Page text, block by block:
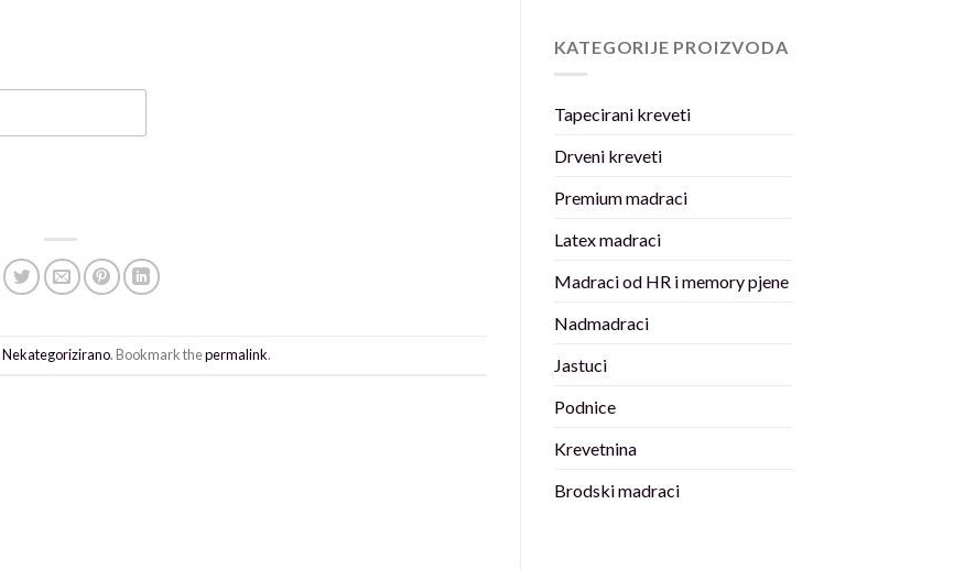
Nekategorizirano. Bookmark thepermalink.
KATEGORIJE PROIZVODA
Tapecirani kreveti
Drveni kreveti
Premium madraci
Latex madraci
Madraci od HR i memory pjene
Nadmadraci
Jastuci
Podnice
Krevetnina
Brodski madraci